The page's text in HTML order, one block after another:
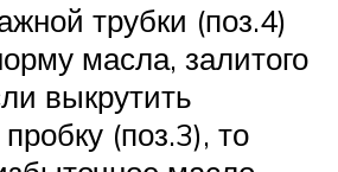
трубки (поз.4)
масла, залитого
выкрутить
(поз.3), то